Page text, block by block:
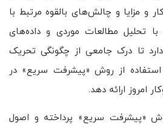
و مزایا و چالش‌های بالقوه مرتبط با
با تحلیل مطالعات موردی و داده‌های
تا درک جامعی از چگونگی تحریک
استفاده از روش «پیشرفت سریع» در
امروز ارائه دهد.
«پیشرفت سریع» پرداخته و اصول